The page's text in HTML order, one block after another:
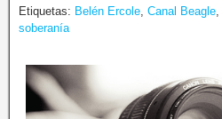
Etiquetas: Belén Ercole, Canal Beagle,
soberanía